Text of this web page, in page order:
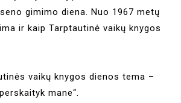
gimimo diena. Nuo 1967 metų
ir kaip Tarptautinė vaikų knygos
vaikų knygos dienos tema –
mane“.